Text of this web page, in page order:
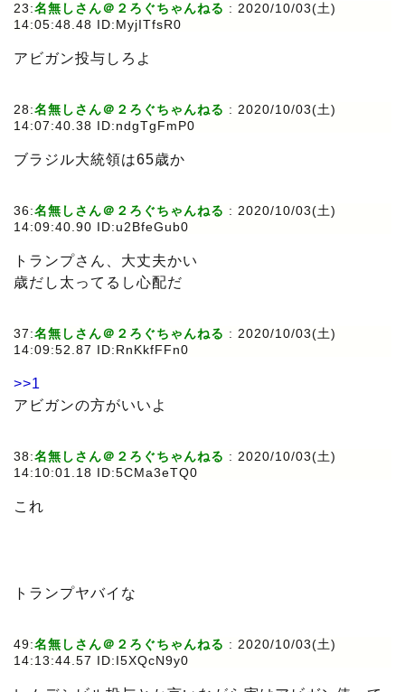
23:名無しさん＠２ろぐちゃんねる : 2020/10/03(土)
14:05:48.48 ID:MyjITfsR0
アビガン投与しろよ
28:名無しさん＠２ろぐちゃんねる : 2020/10/03(土)
14:07:40.38 ID:ndgTgFmP0
ブラジル大統領は65歳か
36:名無しさん＠２ろぐちゃんねる : 2020/10/03(土)
14:09:40.90 ID:u2BfeGub0
トランプさん、大丈夫かい
歳だし太ってるし心配だ
37:名無しさん＠２ろぐちゃんねる : 2020/10/03(土)
14:09:52.87 ID:RnKkfFFn0
>>1
アビガンの方がいいよ
38:名無しさん＠２ろぐちゃんねる : 2020/10/03(土)
14:10:01.18 ID:5CMa3eTQ0
これ
トランプヤバイな
49:名無しさん＠２ろぐちゃんねる : 2020/10/03(土)
14:13:44.57 ID:I5XQcN9y0